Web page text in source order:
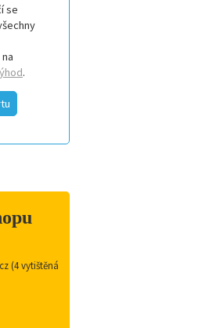
se
.
(4 vytištěná